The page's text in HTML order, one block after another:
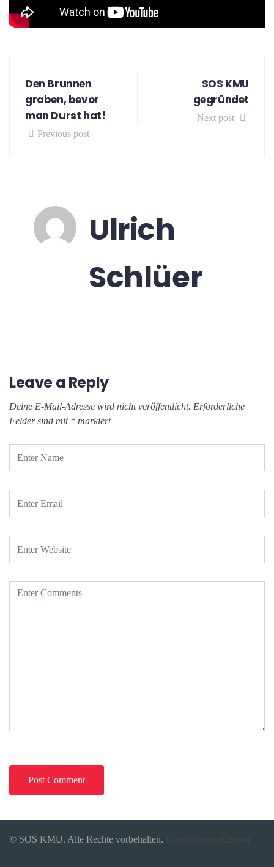
Den Brunnen
graben, bevor
man Durst hat!
Previous post
SOS KMU
gegründet
Next post
Ulrich
Schlüer
Leave a Reply
Deine E-Mail-Adresse wird nicht veröffentlicht. Erforderliche
Felder sind mit * markiert
© SOS KMU. Alle Rechte vorbehalten.